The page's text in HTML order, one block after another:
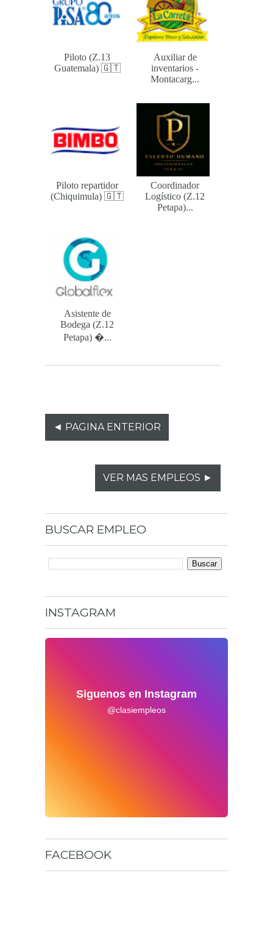
Piloto (Z.13
Guatemala) 🇬🇹
Auxiliar de
inventarios -
Montacarg...
Piloto repartidor
(Chiquimula) 🇬🇹
Coordinador
Logístico (Z.12
Petapa)...
Asistente de
Bodega (Z.12
Petapa) ...
◄ PAGINA ENTERIOR
VER MAS EMPLEOS ►
BUSCAR EMPLEO
INSTAGRAM
Siguenos en Instagram
@clasiempleos
FACEBOOK